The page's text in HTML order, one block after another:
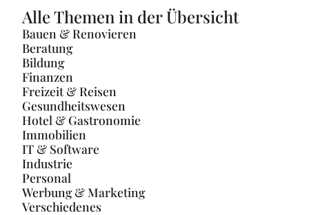
Alle Themen in der Übersicht
Bauen & Renovieren
Beratung
Bildung
Finanzen
Freizeit & Reisen
Gesundheitswesen
Hotel & Gastronomie
Immobilien
IT & Software
Industrie
Personal
Werbung & Marketing
Verschiedenes